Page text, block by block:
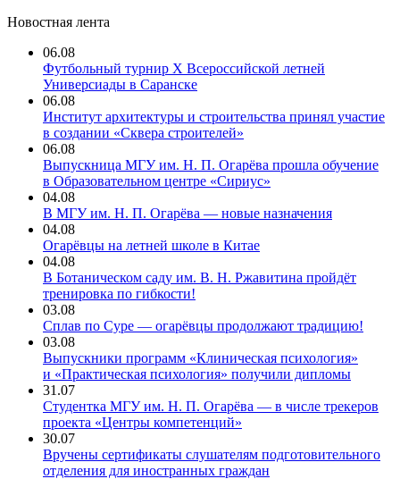
Новостная лента
06.08
Футбольный турнир X Всероссийской летней
Универсиады в Саранске
06.08
Институт архитектуры и строительства принял участие
в создании «Сквера строителей»
06.08
Выпускница МГУ им. Н. П. Огарёва прошла обучение
в Образовательном центре «Сириус»
04.08
В МГУ им. Н. П. Огарёва — новые назначения
04.08
Огарёвцы на летней школе в Китае
04.08
В Ботаническом саду им. В. Н. Ржавитина пройдёт
тренировка по гибкости!
03.08
Сплав по Суре — огарёвцы продолжают традицию!
03.08
Выпускники программ «Клиническая психология»
и «Практическая психология» получили дипломы
31.07
Студентка МГУ им. Н. П. Огарёва — в числе трекеров
проекта «Центры компетенций»
30.07
Вручены сертификаты слушателям подготовительного
отделения для иностранных граждан